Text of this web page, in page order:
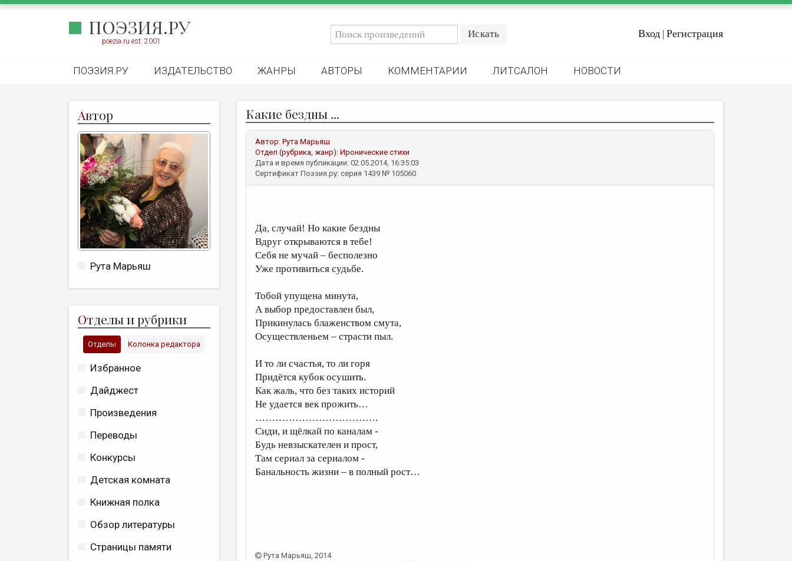
ПОЭЗИЯ.РУ
poezia.ru est. 2001
Вход | Регистрация
ПОЭЗИЯ.РУ ИЗДАТЕЛЬСТВО ЖАНРЫ АВТОРЫ КОММЕНТАРИИ ЛИТСАЛОН НОВОСТИ
Автор
Рута Марьяш
Отделы и рубрики
Отделы Колонка редактора
Избранное
Дайджест
Произведения
Переводы
Конкурсы
Детская комната
Книжная полка
Обзор литературы
Страницы памяти
Какие бездны ...
Автор: Рута Марьяш
Отдел (рубрика, жанр): Иронические стихи
Дата и время публикации: 02.05.2014, 16:35:03
Сертификат Поэзия.ру: серия 1439 № 105060
Да, случай! Но какие бездны
Вдруг открываются в тебе!
Себя не мучай – бесполезно
Уже противиться судьбе.
Тобой упущена минута,
А выбор предоставлен был,
Прикинулась блаженством смута,
Осуществленьем – страсти пыл.
И то ли счастья, то ли горя
Придётся кубок осушить.
Как жаль, что без таких историй
Не удается век прожить…
……………………………….
Сиди, и щёлкай по каналам -
Будь невзыскателен и прост,
Там сериал за сериалом -
Банальность жизни – в полный рост…
Рута Марьяш, 2014